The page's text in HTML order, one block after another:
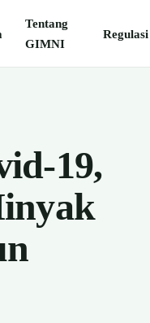
Tentang
GIMNI
Regulasi
19,